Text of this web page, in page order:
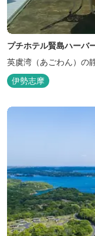
プチホテル賢島ハーバ
英虞湾（あごわん）の
伊勢志摩